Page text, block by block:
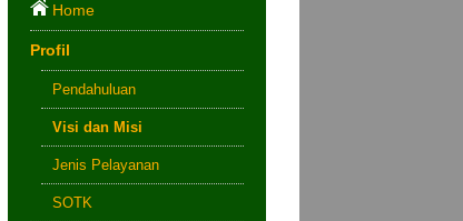
Home
Profil
Pendahuluan
Visi dan Misi
Jenis Pelayanan
SOTK